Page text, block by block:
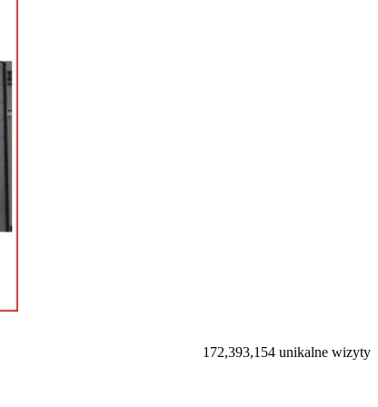
172,393,154 unikalne wizyty